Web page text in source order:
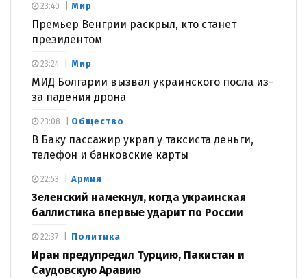
Мир
Премьер Венгрии раскрыл, кто станет
президентом
23:40
Мир
МИД Болгарии вызвал украинского посла из-
за падения дрона
23:24
Общество
В Баку пассажир украл у таксиста деньги,
телефон и банковские карты
23:08
Армия
Зеленский намекнул, когда украинская
баллистика впервые ударит по России
22:53
Политика
Иран предупредил Турцию, Пакистан и
Саудовскую Аравию
22:37